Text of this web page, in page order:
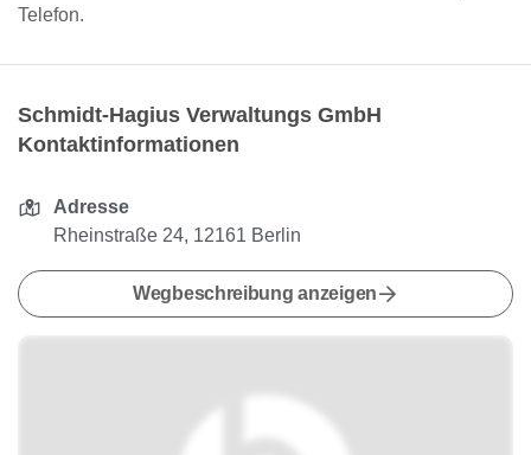
Telefon.
Schmidt-Hagius Verwaltungs GmbH
Kontaktinformationen
Adresse
Rheinstraße 24, 12161 Berlin
Wegbeschreibung anzeigen